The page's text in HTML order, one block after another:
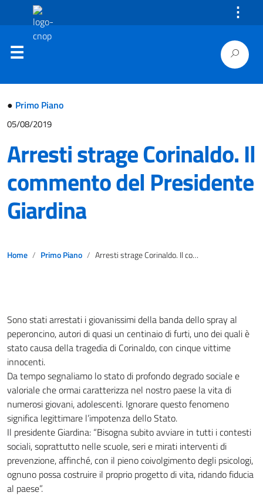
⋮
● Primo Piano
05/08/2019
Arresti strage Corinaldo. Il
commento del Presidente
Giardina
Home Primo Piano Arresti strage Corinaldo. Il commento del Presidente Giardina
Sono stati arrestati i giovanissimi della banda dello spray al
peperoncino, autori di quasi un centinaio di furti, uno dei quali è
stato causa della tragedia di Corinaldo, con cinque vittime
innocenti.
Da tempo segnaliamo lo stato di profondo degrado sociale e
valoriale che ormai caratterizza nel nostro paese la vita di
numerosi giovani, adolescenti. Ignorare questo fenomeno
significa legittimare l’impotenza dello Stato.
Il presidente Giardina: “Bisogna subito avviare in tutti i contesti
sociali, soprattutto nelle scuole, seri e mirati interventi di
prevenzione, affinché, con il pieno coivolgimento degli psicologi,
ognuno possa costruire il proprio progetto di vita, ridando fiducia
al paese”.